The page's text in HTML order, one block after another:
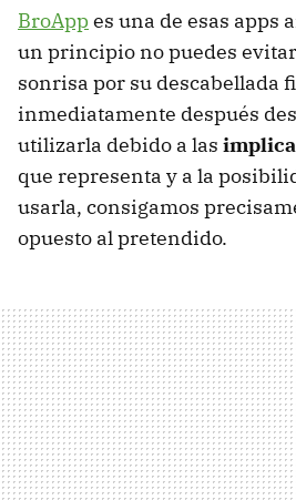
BroAppes una de esas apps
un principio no puedes
sonrisa por su descabellada
inmediatamente después
utilizarla debido a las
que representa y a la
usarla, consigamos
opuesto al pretendido.